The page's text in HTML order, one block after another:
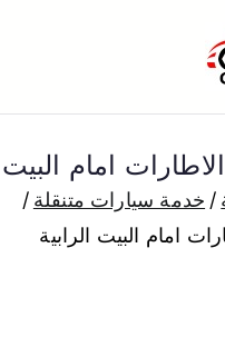
الكويت
بنشر متنقل الكويت
بارخص الاسعارامام البيت
خدمة سيارات متنقلة
امام البيت الرابية